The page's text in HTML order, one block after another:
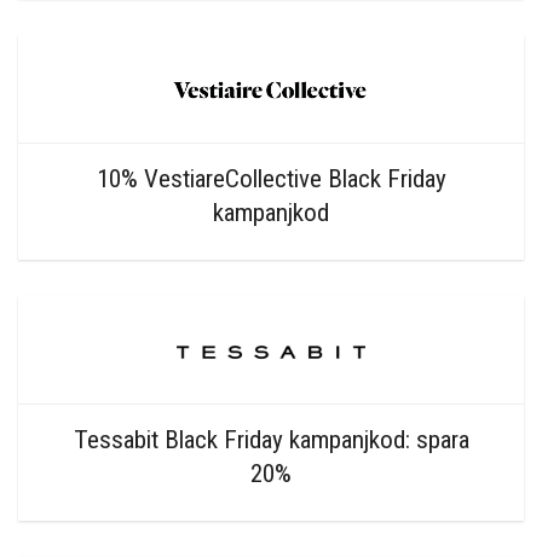
10% VestiareCollective Black Friday
kampanjkod
Tessabit Black Friday kampanjkod: spara
20%